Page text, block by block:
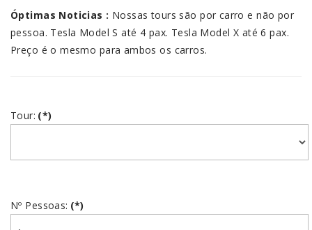
Óptimas Noticias : Nossas tours são por carro e não por
pessoa. Tesla Model S até 4 pax. Tesla Model X até 6 pax.
Preço é o mesmo para ambos os carros.
Tour: (*)
Nº Pessoas: (*)